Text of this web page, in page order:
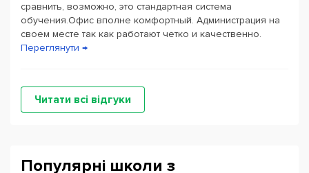
сравнить, возможно, это стандартная система
обучения.Офис вполне комфортный. Администрация на
своем месте так как работают четко и качественно.
Переглянути →
Читати всі відгуки
Популярні школи з